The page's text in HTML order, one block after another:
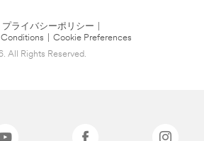
プライバシーポリシー
Cookie Preferences
All Rights Reserved.